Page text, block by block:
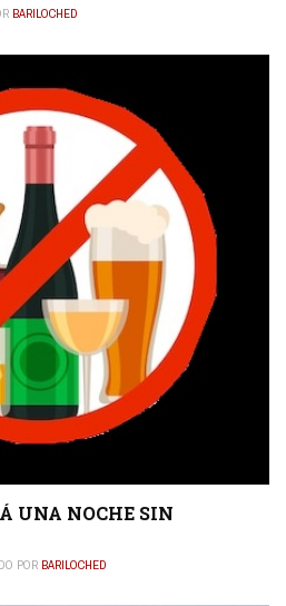
BARILOCHED
UNA NOCHE SIN
POR BARILOCHED